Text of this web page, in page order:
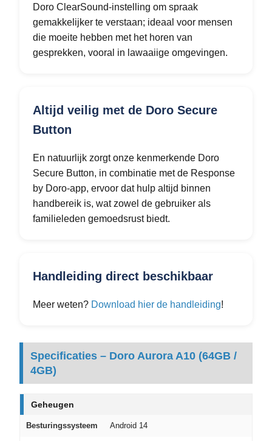
Doro ClearSound-instelling om spraak
gemakkelijker te verstaan; ideaal voor mensen
die moeite hebben met het horen van
gesprekken, vooral in lawaaiige omgevingen.
Altijd veilig met de Doro Secure
Button
En natuurlijk zorgt onze kenmerkende Doro
Secure Button, in combinatie met de Response
by Doro-app, ervoor dat hulp altijd binnen
handbereik is, wat zowel de gebruiker als
familieleden gemoedsrust biedt.
Handleiding direct beschikbaar
Meer weten? Download hier de handleiding!
Specificaties – Doro Aurora A10 (64GB /
4GB)
Geheugen
Besturingssysteem Android 14